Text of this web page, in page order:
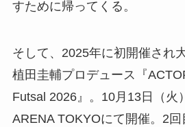
すために帰ってくる。
そして、2025年に初開催され
植田圭輔プロデュース『
Futsal 2026』。10月13日（火
ARENA TOKYOにて開催。2